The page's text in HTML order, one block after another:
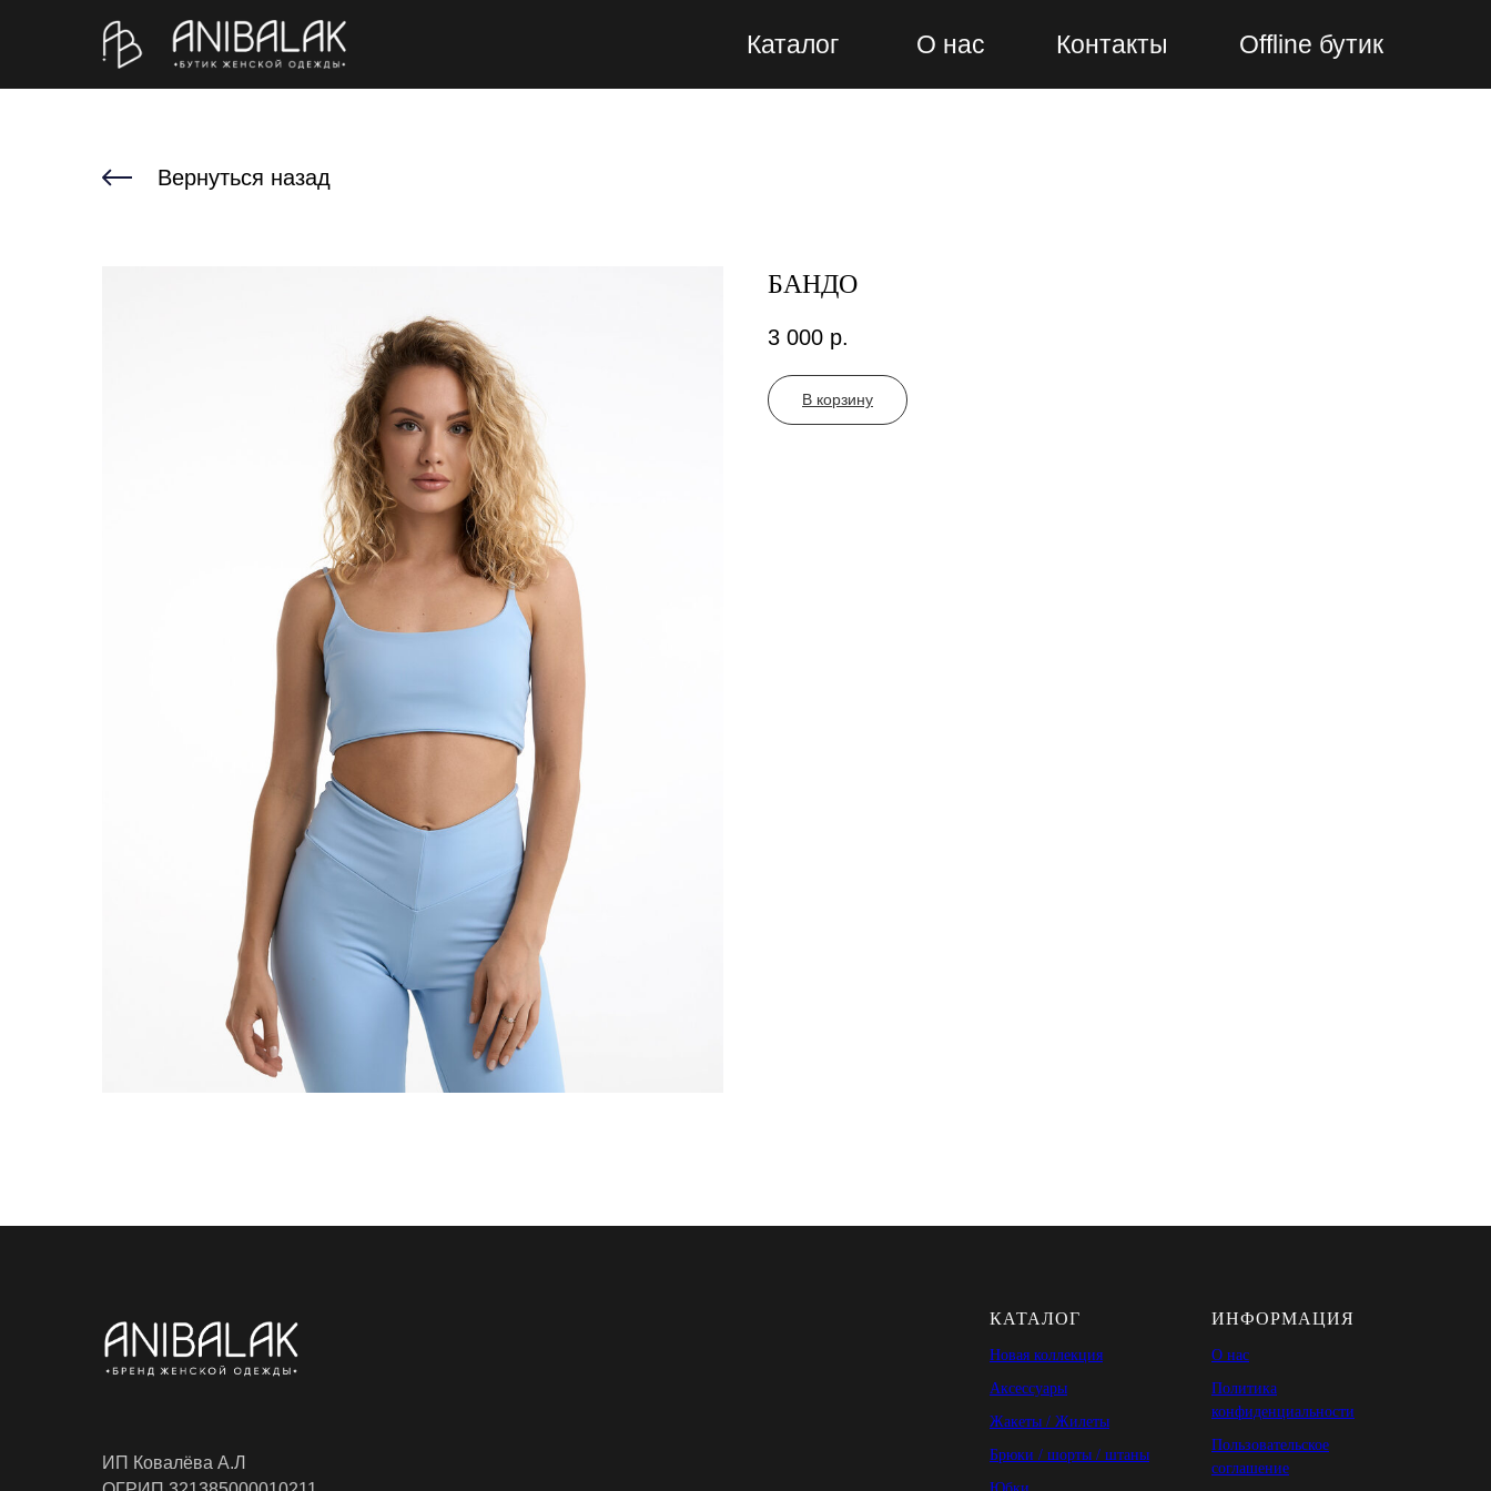
О нас
Каталог Контакты Offline бутик
Вернуться назад
БАНДО
3 000 р.
В корзину
ИП Ковалёва А.Л
КАТАЛОГ
Новая коллекция
Аксессуары
Жакеты / Жилеты
Брюки / шорты / штаны
ИНФОРМАЦИЯ
О нас
Политика
конфиденциальности
Пользовательское
соглашение